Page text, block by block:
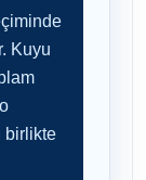
Kuyu
birlikte